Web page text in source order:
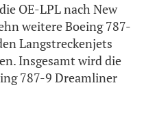
OE-LPL nach New
weitere Boeing 787-
Langstreckenjets
Insgesamt wird die
787-9 Dreamliner